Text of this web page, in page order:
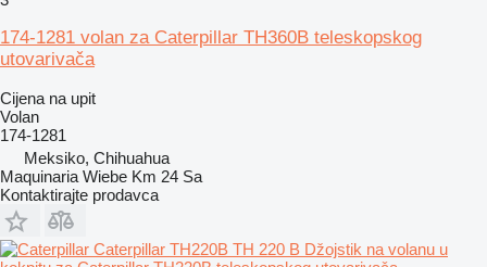
174-1281 volan za Caterpillar TH360B teleskopskog
utovarivača
Cijena na upit
Volan
174-1281
Meksiko, Chihuahua
Maquinaria Wiebe Km 24 Sa
Kontaktirajte prodavca